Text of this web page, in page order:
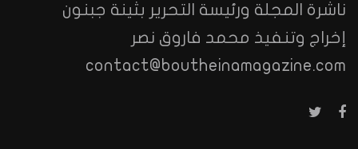
ناشرة المجلة ورئيسة التحرير بثينة جبنون
إخراج وتنفيذ محمد فاروق نصر
contact@boutheinamagazine.com